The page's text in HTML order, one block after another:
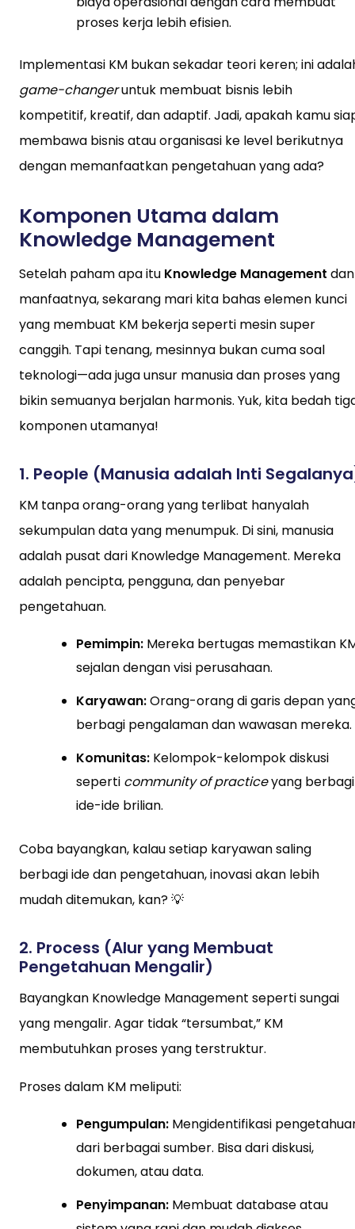
proses kerja lebih efisien.
Implementasi KM bukan sekadar teori keren; ini
game-changeruntuk membuat bisnis lebih
kompetitif, kreatif, dan adaptif. Jadi, apakah kamu
membawa bisnis atau organisasi ke level berikutnya
dengan memanfaatkan pengetahuan yang ada?
Komponen Utama dalam
Knowledge Management
Setelah paham apa itu Knowledge Management dan
manfaatnya, sekarang mari kita bahas elemen kunci
yang membuat KM bekerja seperti mesin super
canggih. Tapi tenang, mesinnya bukan cuma soal
teknologi—ada juga unsur manusia dan proses yang
bikin semuanya berjalan harmonis. Yuk, kita bedah
komponen utamanya!
1. People (Manusia adalah Inti
KM tanpa orang-orang yang terlibat hanyalah
sekumpulan data yang menumpuk. Di sini, manusia
adalah pusat dari Knowledge Management. Mereka
adalah pencipta, pengguna, dan penyebar
pengetahuan.
Pemimpin: Mereka bertugas memastikan
sejalan dengan visi perusahaan.
Karyawan:Orang-orang di garis depan
berbagi pengalaman dan wawasan mereka.
Komunitas: Kelompok-kelompok diskusi
seperti community of practiceyang berbagi
ide-ide brilian.
Coba bayangkan, kalau setiap karyawan saling
berbagi ide dan pengetahuan, inovasi akan lebih
mudah ditemukan, kan? 💡
2. Process (Alur yang Membuat
Pengetahuan Mengalir)
Bayangkan Knowledge Management seperti sungai
yang mengalir. Agar tidak “tersumbat,” KM
membutuhkan proses yang terstruktur.
Proses dalam KM meliputi:
Pengumpulan: Mengidentifikasi
dari berbagai sumber. Bisa dari diskusi,
dokumen, atau data.
Penyimpanan: Membuat database atau